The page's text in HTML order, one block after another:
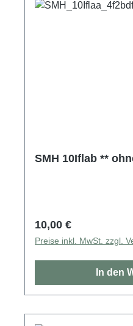
SMH 10Iflab **
Regulärer Preis:
10,00 €
Preise inkl. MwSt. zzgl.
In den